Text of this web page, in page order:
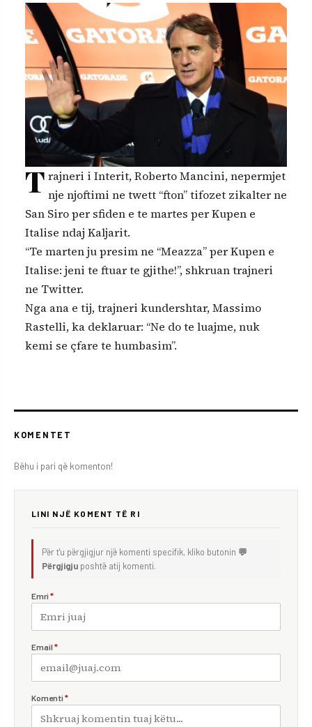
T rajneri i Interit, Roberto Mancini, nepermjet
nje njoftimi ne twett “fton” tifozet zikalter ne
San Siro per sfiden e te martes per Kupen e
Italise ndaj Kaljarit.
“Te marten ju presim ne “Meazza” per Kupen e
Italise: jeni te ftuar te gjithe!”, shkruan trajneri
ne Twitter.
Nga ana e tij, trajneri kundershtar, Massimo
Rastelli, ka deklaruar: “Ne do te luajme, nuk
kemi se çfare te humbasim”.
KOMENTET
Bëhu i pari që komenton!
LINI NJË KOMENT TË RI
Për t'u përgjigjur një komenti specifik, kliko butonin 💬
Përgjigju poshtë atij komenti.
Emri *
Email *
Komenti *